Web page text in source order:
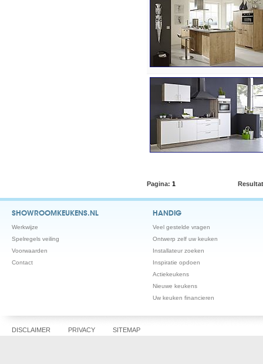
Pagina: 1
SHOWROOMKEUKENS.NL
Werkwijze
Spelregels veiling
Voorwaarden
Contact
HANDIG
Veel gestelde vragen
Ontwerp zelf uw keuken
Installateur zoeken
Inspiratie opdoen
Actiekeukens
Nieuwe keukens
Uw keuken financieren
DISCLAIMER PRIVACY SITEMAP